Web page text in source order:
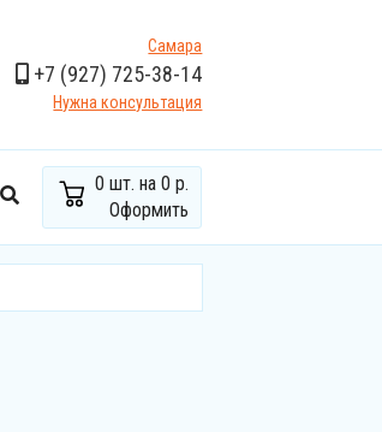
Самара
+7 (927) 725-38-14
Нужна консультация
0 шт. на 0 р.
Оформить